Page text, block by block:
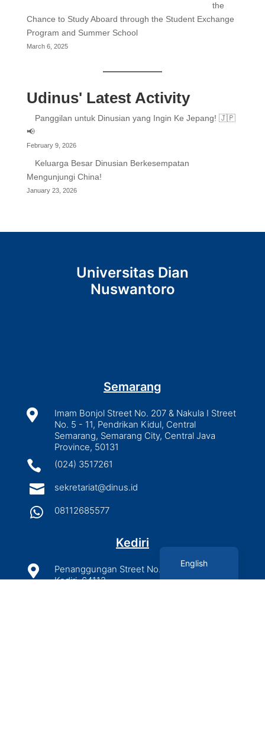
the
Chance to Study Aboard through the Student Exchange
Program and Summer School
March 6, 2025
Udinus' Latest Activity
Panggilan untuk Dinusian yang Ingin Ke Jepang! 🇯🇵
📢
February 9, 2026
Keluarga Besar Dinusian Berkesempatan
Mengunjungi China!
January 23, 2026
Universitas Dian
Nuswantoro
Semarang

Imam Bonjol Street No. 207 & Nakula I Street
No. 5 - 11, Pendrikan Kidul, Central
Semarang, Semarang City, Central Java
Province, 50131
 (024) 3517261
 sekretariat@dinus.id
 08112685577
Kediri

Penanggungan Street No. 41A, Bandar Lor,
Kediri, 64112
English